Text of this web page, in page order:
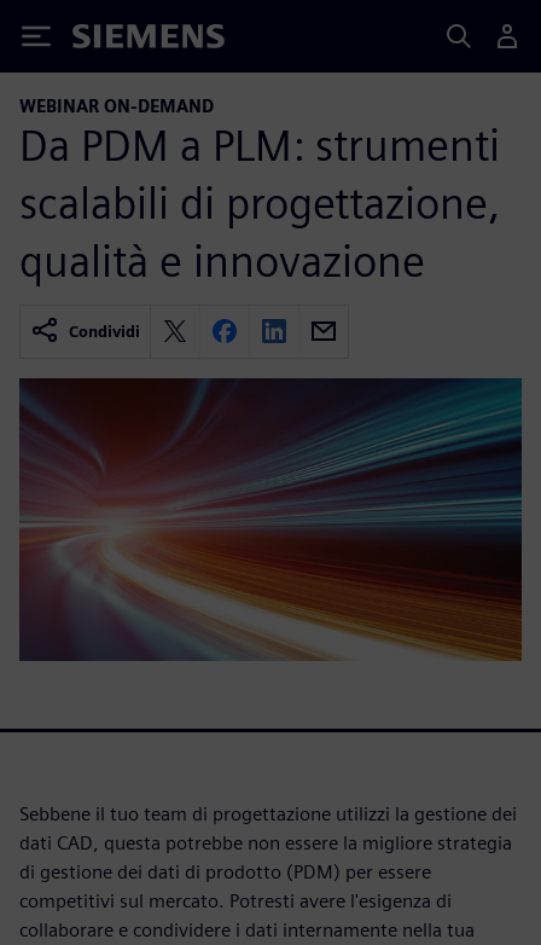
Siemens
WEBINAR ON-DEMAND
Da PDM a PLM: strumenti
scalabili di progettazione,
qualità e innovazione
Condividi
Sebbene il tuo team di progettazione utilizzi la gestione dei
dati CAD, questa potrebbe non essere la migliore strategia
di gestione dei dati di prodotto (PDM) per essere
competitivi sul mercato. Potresti avere l'esigenza di
collaborare e condividere i dati internamente nella tua